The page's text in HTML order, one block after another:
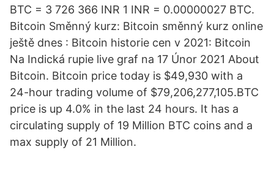
BTC = 3 726 366 INR 1 INR = 0.00000027 BTC.
Bitcoin Směnný kurz: Bitcoin směnný kurz online
ještě dnes : Bitcoin historie cen v 2021: Bitcoin
Na Indická rupie live graf na 17 Únor 2021 About
Bitcoin. Bitcoin price today is $49,930 with a
24-hour trading volume of $79,206,277,105.BTC
price is up 4.0% in the last 24 hours. It has a
circulating supply of 19 Million BTC coins and a
max supply of 21 Million.